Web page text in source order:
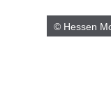
© Hessen